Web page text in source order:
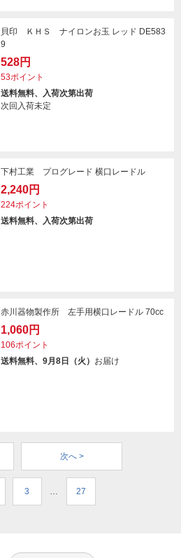
貝印 ＫＨＳ ナイロンお玉 レッド DE583
9
528円
53ポイント
送料無料、入荷次第出荷
次回入荷未定
下村工業 プログレード 横口レードル
2,240円
224ポイント
送料無料、入荷次第出荷
赤川器物製作所 左手用横口レードル 70cc
1,060円
106ポイント
送料無料、9月8日（火） お届け
次へ >
3 … 27